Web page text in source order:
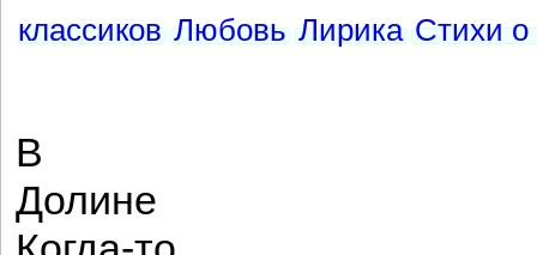
классиков Любовь Лирика Стихи
В
Долине